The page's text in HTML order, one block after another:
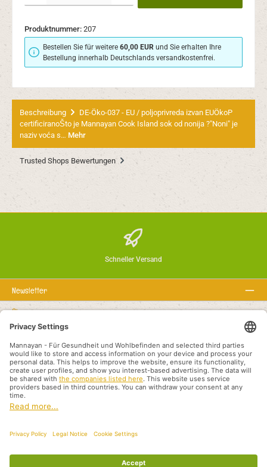
Produktnummer: 207
Bestellen Sie für weitere60,00 EUR und Sie erhalten Ihre
Bestellung innerhalb Deutschlands versandkostenfrei.
Beschreibung
DE-Öko-037 - EU / poljoprivreda izvan EUÖkoP
certificiranoŠto je Mannayan Cook Island sok od nonija ?"Noni" je
naziv voća s… Mehr
Trusted Shops Bewertungen
Schneller Versand
Newsletter
Über uns
Rechtstexte
Service-Hotline
Empfohlene Links
Zahlungsarten